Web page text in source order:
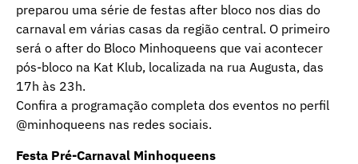
preparou uma série de festas after bloco nos dias do
carnaval em várias casas da região central. O primeiro
será o after do Bloco Minhoqueens que vai acontecer
pós-bloco na Kat Klub, localizada na rua Augusta, das
17h às 23h.
Confira a programação completa dos eventos no perfil
@minhoqueens nas redes sociais.
Festa Pré-Carnaval Minhoqueens